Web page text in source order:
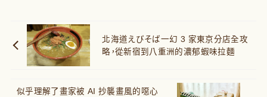
北海道えびそば一幻 3 家東京分店全攻
略，從新宿到八重洲的濃郁蝦味拉麵
似乎理解了畫家被 AI 抄襲畫風的噁心